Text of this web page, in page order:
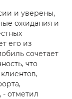
и уверены,
ожидания и
его из
сочетает
что
- отметил